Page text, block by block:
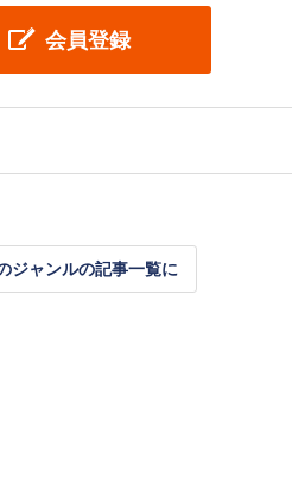
会員登録
ジャンルの記事一覧に